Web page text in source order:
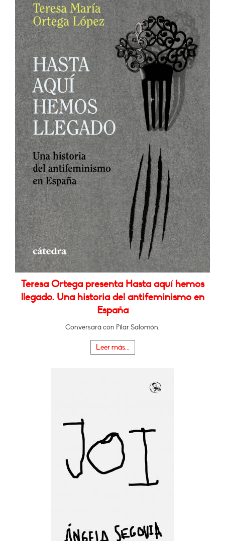
Teresa Ortega presenta Hasta aquí hemos
llegado. Una historia del antifeminismo en
España
Conversará con Pilar Salomón.
Leer más...